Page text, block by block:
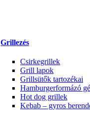
Grillezés
Csirkegrillek
Grill lapok
Grillsütők tartozékai
Hamburgerformázó
Hot dog grillek
Kebab – gyros